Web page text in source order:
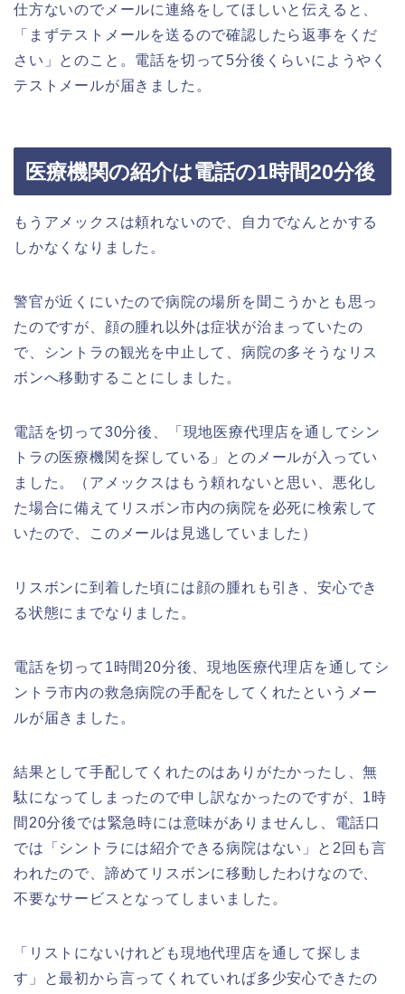
仕方ないのでメールに連絡をしてほしいと伝えると、
「まずテストメールを送るので確認したら返事をくだ
さい」とのこと。電話を切って5分後くらいにようやく
テストメールが届きました。
医療機関の紹介は電話の1時間20分後
もうアメックスは頼れないので、自力でなんとかする
しかなくなりました。
警官が近くにいたので病院の場所を聞こうかとも思っ
たのですが、顔の腫れ以外は症状が治まっていたの
で、シントラの観光を中止して、病院の多そうなリス
ボンへ移動することにしました。
電話を切って30分後、「現地医療代理店を通してシン
トラの医療機関を探している」とのメールが入ってい
ました。（アメックスはもう頼れないと思い、悪化し
た場合に備えてリスボン市内の病院を必死に検索して
いたので、このメールは見逃していました）
リスボンに到着した頃には顔の腫れも引き、安心でき
る状態にまでなりました。
電話を切って1時間20分後、現地医療代理店を通してシ
ントラ市内の救急病院の手配をしてくれたというメー
ルが届きました。
結果として手配してくれたのはありがたかったし、無
駄になってしまったので申し訳なかったのですが、1時
間20分後では緊急時には意味がありませんし、電話口
では「シントラには紹介できる病院はない」と2回も言
われたので、諦めてリスボンに移動したわけなので、
不要なサービスとなってしまいました。
「リストにないけれども現地代理店を通して探しま
す」と最初から言ってくれていれば多少安心できたの